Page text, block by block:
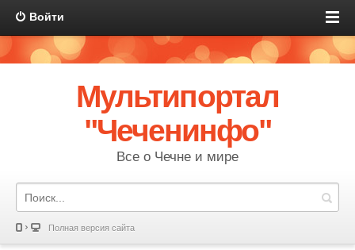
Войти
Мультипортал
"Чеченинфо"
Все о Чечне и мире
Полная версия сайта